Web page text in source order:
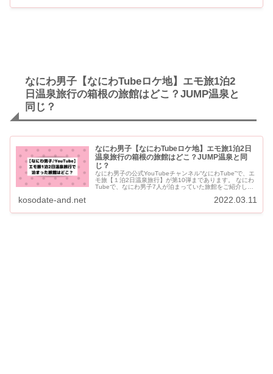
なにわ男子【なにわTubeロケ地】エモ旅1泊2
日温泉旅行の箱根の旅館はどこ？JUMP温泉と
同じ？
なにわ男子【なにわTubeロケ地】エモ旅1泊2日
温泉旅行の箱根の旅館はどこ？JUMP温泉と同
じ？
なにわ男子の公式YouTubeチャンネル“なにわTube”で、エ
モ旅【１泊2日温泉旅行】が第10弾まであります。 なにわ
Tubeで、なにわ男子7人が泊まっていた旅館をご紹介しま
kosodate-and.net 2022.03.11